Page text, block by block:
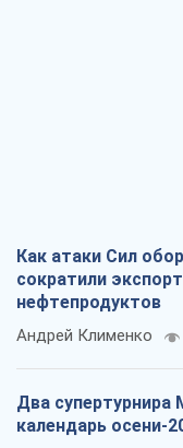
Как атаки Сил
сократили
нефтепродуктов
Андрей Клименко
Два супертурнира
календарь осени-